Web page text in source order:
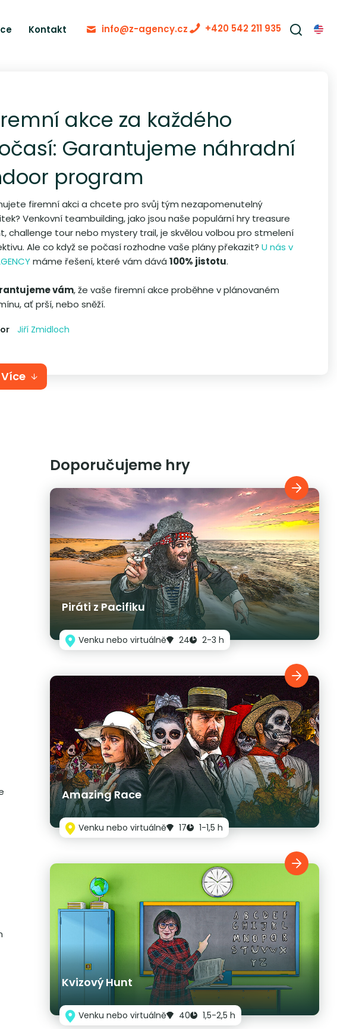
Kontakt info@z-agency.cz +420 542 211 935
akce za každého
Garantujeme náhradní
program
firemní akci a chcete pro svůj tým nezapomenutelný
Venkovní teambuilding, jako jsou naše populární hry treasure
challenge tour nebo mystery trail, je skvělou volbou pro stmelení
Ale co když se počasí rozhodne vaše plány překazit?U nás v
máme řešení, které vám dává100% jistotu.
vám, že vaše firemní akce proběhne v plánovaném
ať prší, nebo sněží.
Jiří Zmidloch
Více
Doporučujeme hry
Piráti z Pacifiku
Venku nebo virtuálně 24 2-3 h
Amazing Race
Venku nebo virtuálně 17 1-1,5 h
Kvizový Hunt
Venku nebo virtuálně 40 1,5-2,5 h